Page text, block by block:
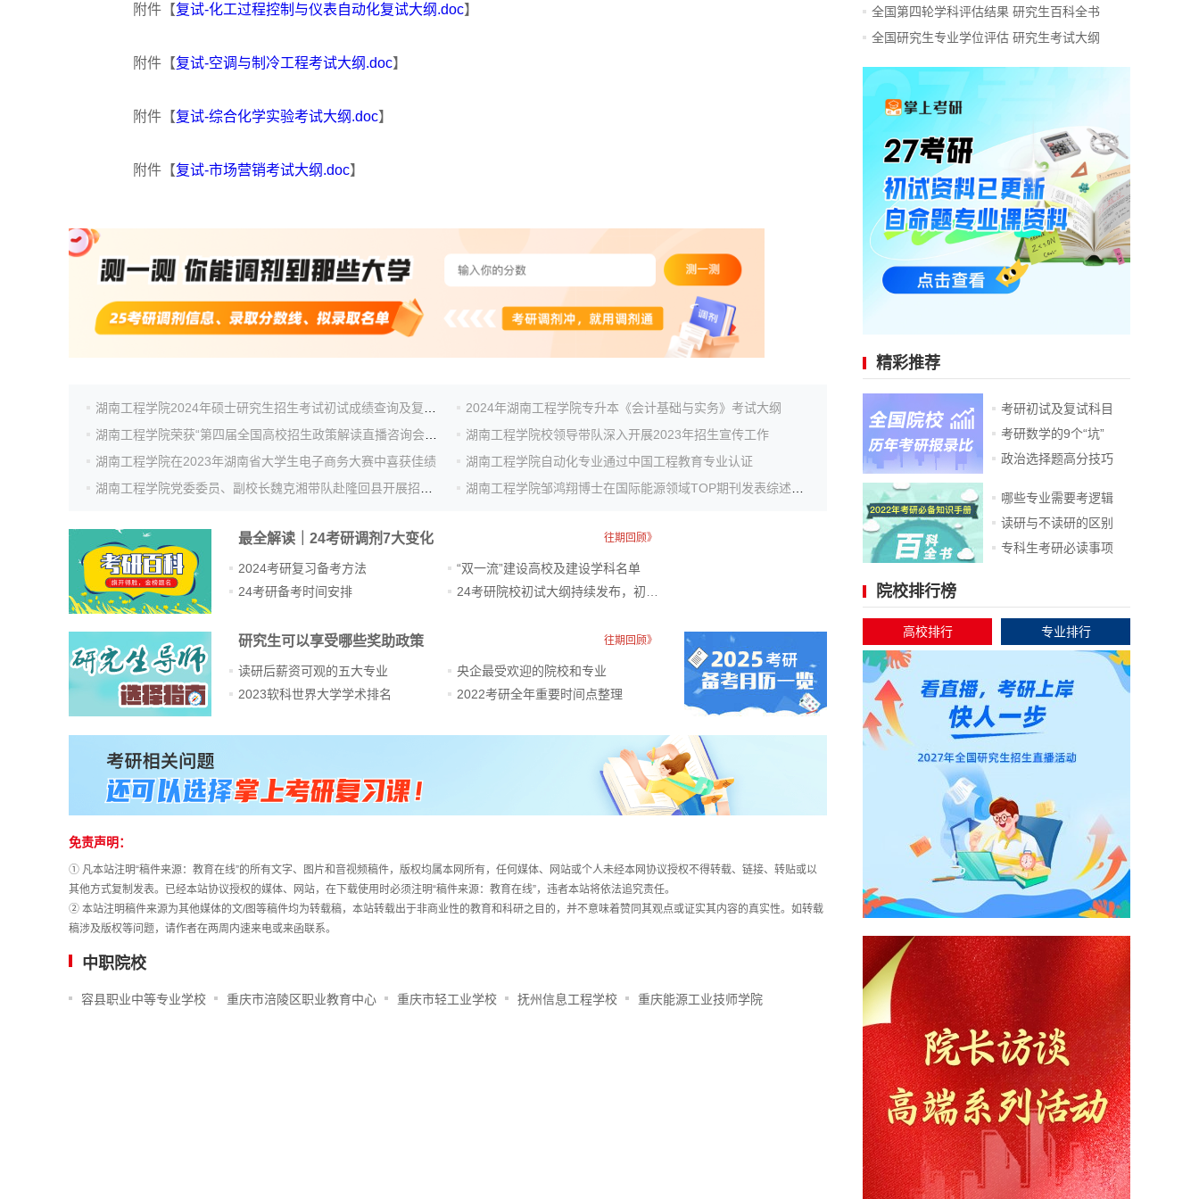
附件【复试-化工过程控制与仪表自动化复试大纲.doc】
附件【复试-空调与制冷工程考试大纲.doc】
附件【复试-综合化学实验考试大纲.doc】
附件【复试-市场营销考试大纲.doc】
2024年湖南工程学院专升本《会计基础与实务》考试大纲
湖南工程学院校领导带队深入开展2023年招生宣传工作
湖南工程学院在2023年湖南省大学生电子商务大赛中喜获佳绩
湖南工程学院自动化专业通过中国工程教育专业认证
最全解读｜24考研调剂7大变化 往期回顾》
2024考研复习备考方法
24考研备考时间安排
“双一流”建设高校及建设学科名单
研究生可以享受哪些奖助政策 往期回顾》
读研后薪资可观的五大专业
2023软科世界大学学术排名
央企最受欢迎的院校和专业
2022考研全年重要时间点整理
免责声明：
① 凡本站注明“稿件来源：教育在线”的所有文字、图片和音视频稿件，版权均属本网所有，任何媒体、网站或个人未经本网协议授权不得转载、链接、转贴或以
其他方式复制发表。已经本站协议授权的媒体、网站，在下载使用时必须注明“稿件来源：教育在线”，违者本站将依法追究责任。
② 本站注明稿件来源为其他媒体的文/图等稿件均为转载稿，本站转载出于非商业性的教育和科研之目的，并不意味着赞同其观点或证实其内容的真实性。如转载
稿涉及版权等问题，请作者在两周内速来电或来函联系。
中职院校
容县职业中等专业学校 重庆市涪陵区职业教育中心 重庆市轻工业学校 抚州信息工程学校 重庆能源工业技师学院
全国第四轮学科评估结果 研究生百科全书
全国研究生专业学位评估 研究生考试大纲
精彩推荐
考研初试及复试科目
考研数学的9个“坑”
政治选择题高分技巧
哪些专业需要考逻辑
读研与不读研的区别
专科生考研必读事项
院校排行榜
高校排行 专业排行